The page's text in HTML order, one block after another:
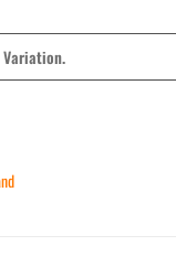
Variation.